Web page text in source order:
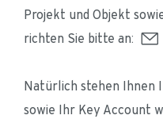
Projekt und Objekt
richten Sie bitte an:
Natürlich stehen Ihnen
sowie Ihr Key Account